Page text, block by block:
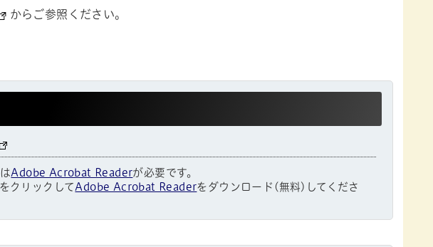
からご参照ください。
Adobe Acrobat Readerが必要です。
クリックして Adobe Acrobat Readerをダウンロード(無料)してくださ